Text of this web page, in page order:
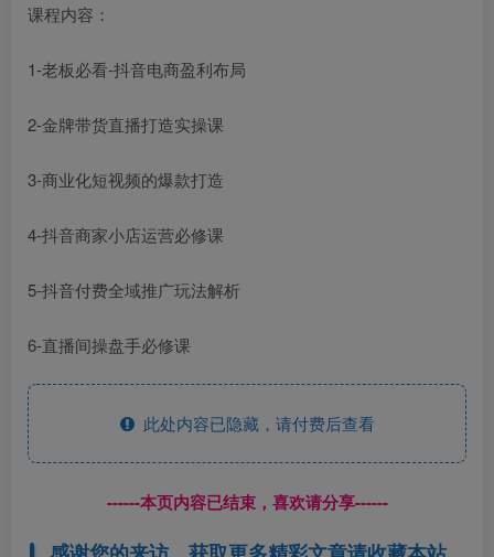
课程内容：
1-老板必看-抖音电商盈利布局
2-金牌带货直播打造实操课
3-商业化短视频的爆款打造
4-抖音商家小店运营必修课
5-抖音付费全域推广玩法解析
6-直播间操盘手必修课
此处内容已隐藏，请付费后查看
------本页内容已结束，喜欢请分享------